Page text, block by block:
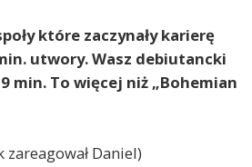
które zaczynały karierę
utwory. Wasz debiutancki
min. To więcej niż „Bohemian
Daniel)